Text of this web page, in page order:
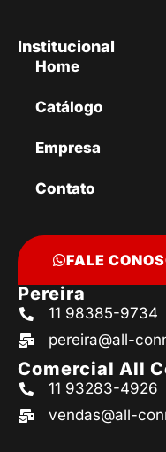
Institucional
Home
Catálogo
Empresa
Contato
FALE
Pereira
11 98385-9734
pereira@all-
Comercial All
11 93283-4926
vendas@all-